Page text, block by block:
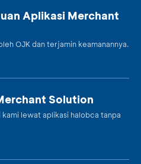
Aplikasi Merchant
OJK dan terjamin keamanannya.
Solution
kami lewat aplikasi halobca tanpa